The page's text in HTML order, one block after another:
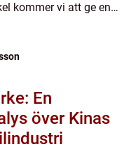
kommer vi att ge en
En
över Kinas